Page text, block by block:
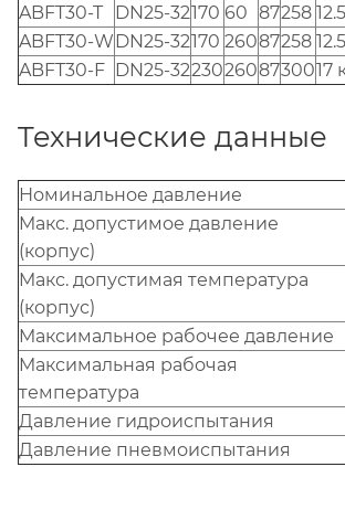
ABFT30-T
DN25-32170 60 87258
ABFT30-WDN25-32170 26087258
ABFT30-F DN25-322302608730017
Teхнические данные
Номинальное давление
Mакс. допустимое давление
(корпус)
Maкс. допустимая температура
(корпус)
Mаксимальное рабочее давление
Maксимальная рабочая
температура
Давление гидроиспытания
Давление пневмоиспытания